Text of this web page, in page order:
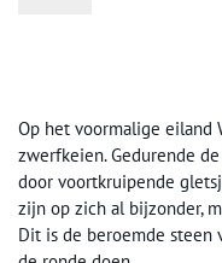
Op het voormalige eiland
zwerfkeien. Gedurende
door voortkruipende
zijn op zich al bijzonder,
Dit is de beroemde steen